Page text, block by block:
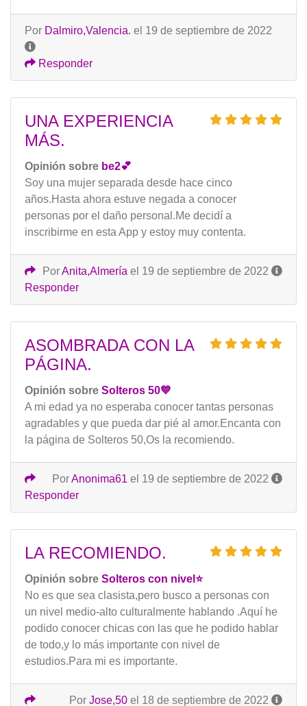
Por Dalmiro,Valencia. el 19 de septiembre de 2022
Responder
UNA EXPERIENCIA
MÁS.
Opinión sobre be2💕
Soy una mujer separada desde hace cinco
años.Hasta ahora estuve negada a conocer
personas por el daño personal.Me decidí a
inscribirme en esta App y estoy muy contenta.
PorAnita,Almería el 19 de septiembre de 2022
Responder
ASOMBRADA CON LA
PÁGINA.
Opinión sobre Solteros 50💙
A mi edad ya no esperaba conocer tantas personas
agradables y que pueda dar pié al amor.Encanta con
la página de Solteros 50,Os la recomiendo.
PorAnonima61 el 19 de septiembre de 2022
Responder
LA RECOMIENDO.
Opinión sobre Solteros con nivel⭐️
No es que sea clasista,pero busco a personas con
un nivel medio-alto culturalmente hablando .Aquí he
podido conocer chicas con las que he podido hablar
de todo,y lo más importante con nivel de
estudios.Para mi es importante.
Por Jose,50 el 18 de septiembre de 2022